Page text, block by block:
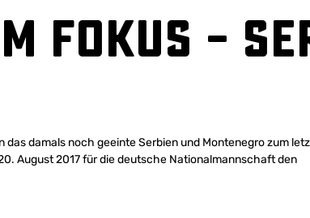
Fokus –
damals noch geeinte Serbien und Montenegro zum
August 2017 für die deutsche Nationalmannschaft den